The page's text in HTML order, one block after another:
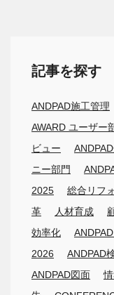
記事を探す
ANDPAD施工管理
AWARD ユーザー
ビュー
ニー部門
2025
総合リフ
革
人材育成
効率化
2026
ANDPAD
ANDPAD図面